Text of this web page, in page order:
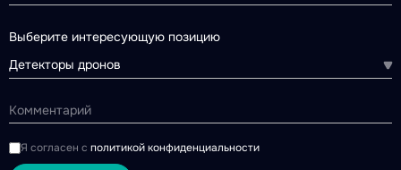
Выберите интересующую позицию
Детекторы дронов
Я согласен с политикой конфиденциальности